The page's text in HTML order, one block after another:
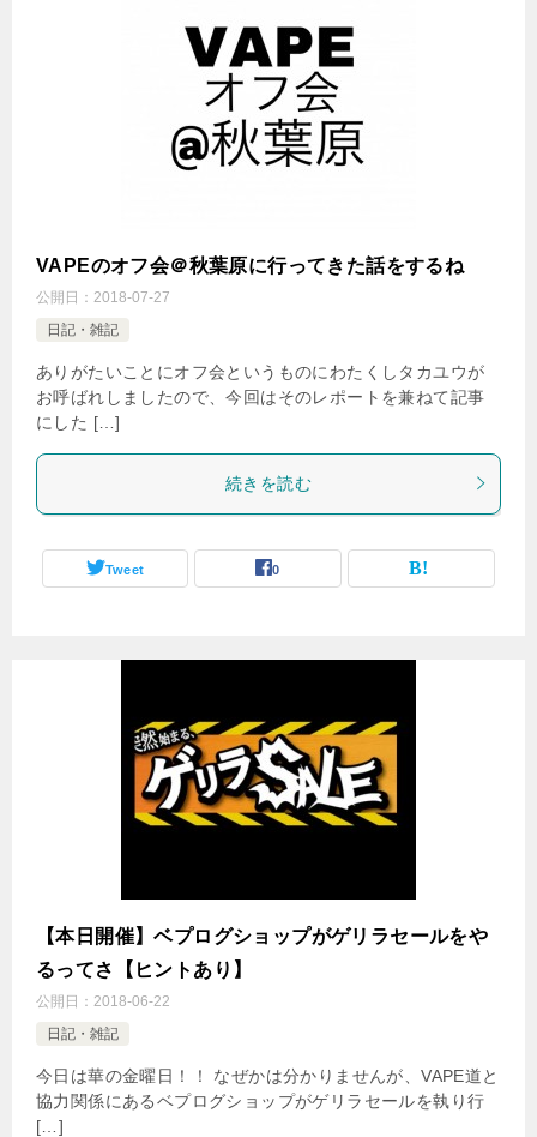
VAPEのオフ会＠秋葉原に行ってきた話をするね
公開日： 2018-07-27
日記・雑記
ありがたいことにオフ会というものにわたくしタカユウが
お呼ばれしましたので、今回はそのレポートを兼ねて記事
にした […]
続きを読む
Tweet 0
【本日開催】ベプログショップがゲリラセールをや
るってさ【ヒントあり】
公開日： 2018-06-22
日記・雑記
今日は華の金曜日！！ なぜかは分かりませんが、VAPE道と
協力関係にあるベプログショップがゲリラセールを執り行
[…]